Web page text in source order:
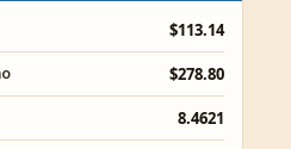
$113.14
$278.80
8.4621